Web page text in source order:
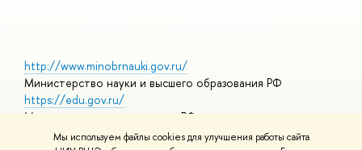
Мы используем файлы cookies для улучшения работы сайта
http://www.minobrnauki.gov.ru/
Министерство науки и высшего образования РФ
https://edu.gov.ru/
Министерство просвещения РФ
https://elearning.hse.ru/mooc